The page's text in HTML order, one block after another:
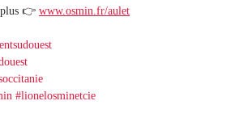
👉 www.osmin.fr/aulet
#lionelosminetcie